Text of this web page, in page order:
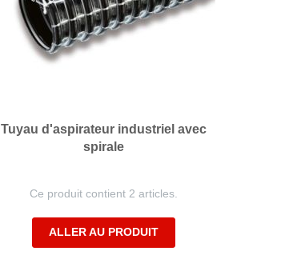
Tuyau d'aspirateur industriel avec
spirale
Ce produit contient 2 articles.
ALLER AU PRODUIT